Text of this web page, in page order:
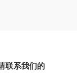
联系我们的